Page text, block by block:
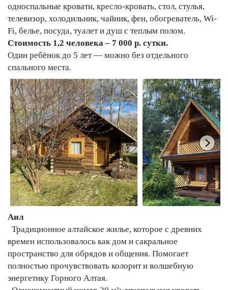
односпальные кровати, кресло-кровать, стол, стулья,
телевизор, холодильник, чайник, фен, обогреватель, Wi-
Fi, белье, посуда, туалет и душ с теплым полом.
Стоимость 1,2 человека – 7 000 р. сутки.
Один ребёнок до 5 лет — можно без отдельного
спального места.
Аил
Традиционное алтайское жилье, которое с древних
времен использовалось как дом и сакральное
пространство для обрядов и общения. Помогает
полностью прочувствовать колорит и волшебную
энергетику Горного Алтая.